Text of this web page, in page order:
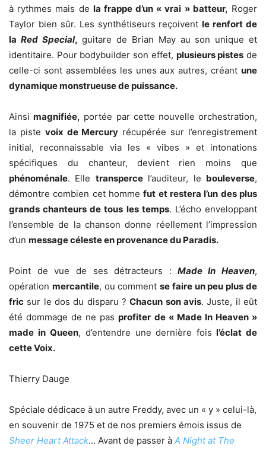
à rythmes mais de la frappe d’un « vrai » batteur, Roger
Taylor bien sûr. Les synthétiseurs reçoiventle renfort de
la Red Special, guitare de Brian May au son unique et
identitaire. Pour bodybuilder son effet, plusieurs pistes de
celle-ci sont assemblées les unes aux autres, créant une
dynamique monstrueuse de puissance.
Ainsimagnifiée, portée par cette nouvelle orchestration,
la piste voix de Mercury récupérée sur l’enregistrement
initial, reconnaissable via les « vibes » et intonations
spécifiques du chanteur, devient rien moins que
phénoménale. Elle transpercel’auditeur, le bouleverse,
démontre combien cet hommefut et restera l’un des plus
grands chanteurs de tous les temps. L’écho enveloppant
l’ensemble de la chanson donne réellement l’impression
d’un message céleste en provenance du Paradis.
Point de vue de ses détracteurs : Made In Heaven,
opération mercantile, ou commentse faire un peu plus de
fric sur le dos du disparu ?Chacun son avis. Juste, il eût
été dommage de ne pasprofiter de « Made In Heaven »
made in Queen, d’entendre une dernière fois l’éclat de
cette Voix.
Thierry Dauge
Spéciale dédicace à un autre Freddy, avec un « y » celui-là,
en souvenir de 1975 et de nos premiers émois issus de
Sheer Heart Attack… Avant de passer à A Night at The